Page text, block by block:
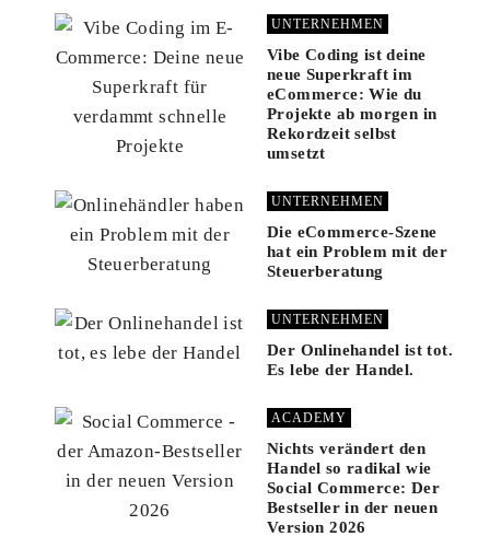
UNTERNEHMEN
Vibe Coding ist deine
neue Superkraft im
eCommerce: Wie du
Projekte ab morgen in
Rekordzeit selbst
umsetzt
UNTERNEHMEN
Die eCommerce-Szene
hat ein Problem mit der
Steuerberatung
UNTERNEHMEN
Der Onlinehandel ist tot.
Es lebe der Handel.
ACADEMY
Nichts verändert den
Handel so radikal wie
Social Commerce: Der
Bestseller in der neuen
Version 2026